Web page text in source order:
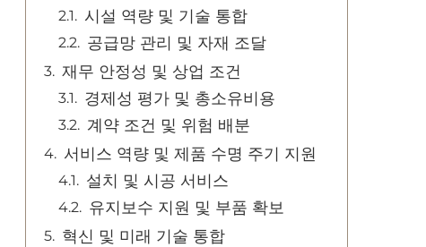
시설 역량 및 기술 통합
공급망 관리 및 자재 조달
재무 안정성 및 상업 조건
경제성 평가 및 총소유비용
계약 조건 및 위험 배분
서비스 역량 및 제품 수명 주기 지원
설치 및 시공 서비스
유지보수 지원 및 부품 확보
혁신 및 미래 기술 통합